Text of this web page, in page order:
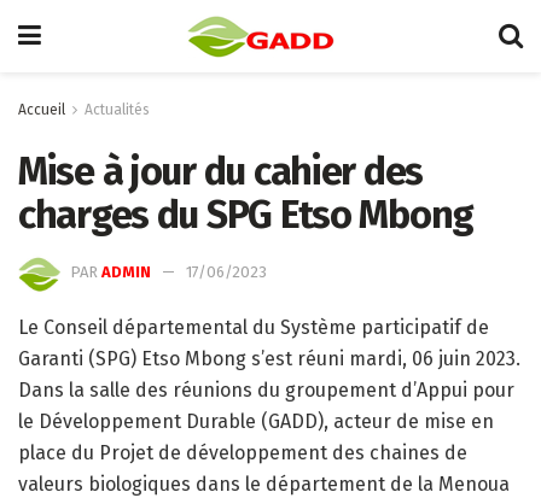
Accueil Actualités
Mise à jour du cahier des
charges du SPG Etso Mbong
PAR ADMIN 17/06/2023
Le Conseil départemental du Système participatif de
Garanti (SPG) Etso Mbong s’est réuni mardi, 06 juin 2023.
Dans la salle des réunions du groupement d’Appui pour
le Développement Durable (GADD), acteur de mise en
place du Projet de développement des chaines de
valeurs biologiques dans le département de la Menoua